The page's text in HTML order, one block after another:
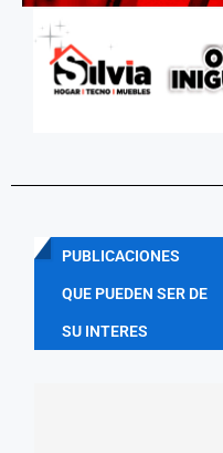
PUBLICACIONES
QUE PUEDEN SER DE
SU INTERES